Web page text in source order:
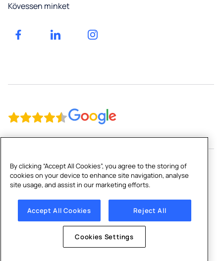
Kövessen minket
Copyright © 2026 Culligan
By clicking “Accept All Cookies”, you agree to the storing of
cookies on your device to enhance site navigation, analyse
site usage, and assist in our marketing efforts.
Accept All Cookies Reject All
Cookies Settings